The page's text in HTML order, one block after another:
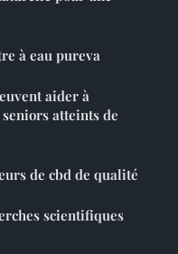
à eau pureva
aider à
atteints de
de cbd de qualité
scientifiques